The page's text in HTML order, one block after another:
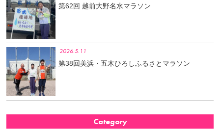
第62回 越前大野名水マラソン
2026.5.11
第38回美浜・五木ひろしふるさとマラソン
Category